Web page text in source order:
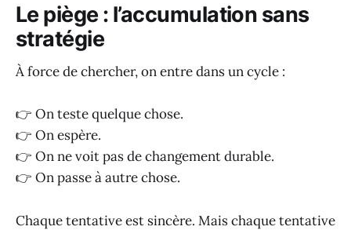
Le piège : l’accumulation sans
stratégie
À force de chercher, on entre dans un cycle :
👉 On teste quelque chose.
👉 On espère.
👉 On ne voit pas de changement durable.
👉 On passe à autre chose.
Chaque tentative est sincère. Mais chaque tentative